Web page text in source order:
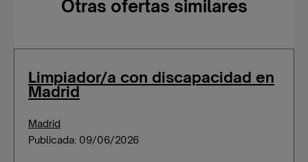
Otras ofertas similares
Limpiador/a con discapacidad en
Madrid
Madrid
Publicada: 09/06/2026